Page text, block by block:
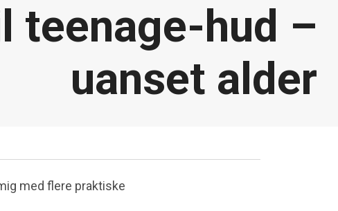
teenage-hud –
uanset alder
med flere praktiske